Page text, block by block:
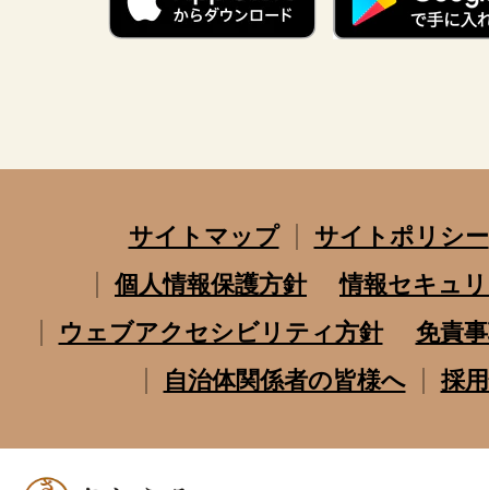
サイトマップ
サイトポリシー
個人情報保護方針
情報セキュ
ウェブアクセシビリティ方針
免責
自治体関係者の皆様へ
採